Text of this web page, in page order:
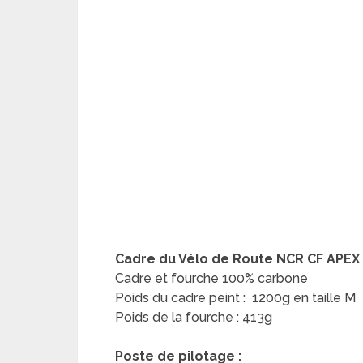
Cadre du Vélo de Route NCR CF APEX
Cadre et fourche 100% carbone
Poids du cadre peint : 1200g en taille M
Poids de la fourche : 413g
Poste de pilotage :